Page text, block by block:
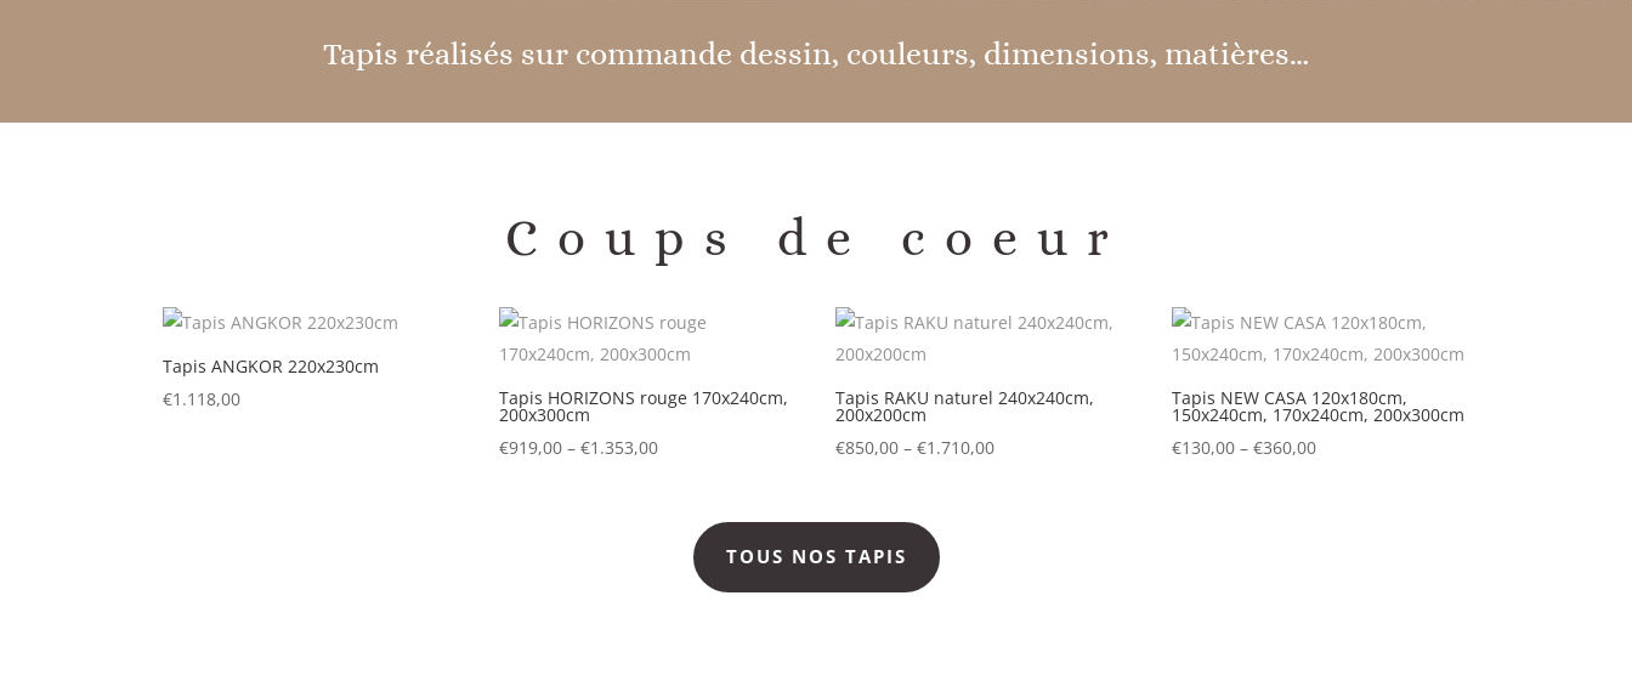
Tapis réalisés sur commande dessin, couleurs, dimensions, matières…
Coups de coeur
Tapis ANGKOR 220x230cm
€1.118,00 Tapis HORIZONS rouge 170x240cm,
200x300cm
€919,00 –€1.353,00
Tapis RAKU naturel 240x240cm,
200x200cm
€850,00 –€1.710,00
Tapis NEW CASA 120x180cm,
150x240cm, 170x240cm, 200x300cm
€130,00– €360,00
TOUS NOS TAPIS